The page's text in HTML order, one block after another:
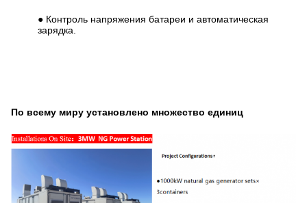
● Контроль напряжения батареи и автоматическая
зарядка.
По всему миру установлено множество единиц